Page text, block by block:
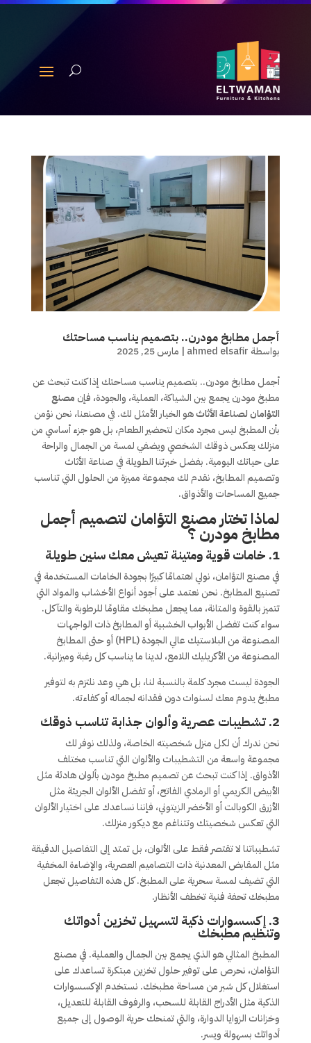
أجمل مطابخ مودرن.. بتصميم يناسب مساحتك
بواسطة ahmed elsafir
| مارس 25, 2025
أجمل مطابخ مودرن.. بتصميم يناسب مساحتك إذا كنت تبحث عن
مطبخ مودرن يجمع بين الشياكة، العملية، والجودة، فإن مصنع
التؤامان لصناعة الأثاثهو الخيار الأمثل لك. في مصنعنا، نحن نؤمن
بأن المطبخ ليس مجرد مكان لتحضير الطعام، بل هو جزء أساسي من
منزلك يعكس ذوقك الشخصي ويضفي لمسة من الجمال والراحة
على حياتك اليومية. بفضل خبرتنا الطويلة في صناعة الأثاث
وتصميم المطابخ، نقدم لك مجموعة مميزة من الحلول التي تناسب
جميع المساحات والأذواق.
لماذا تختار مصنع التؤامان لتصميم أجمل
مطابخ مودرن ؟
1. خامات قوية ومتينة تعيش معك سنين طويلة
في مصنع التؤامان، نولي اهتمامًا كبيرًا بجودة الخامات المستخدمة في
تصنيع المطابخ. نحن نعتمد على أجود أنواع الأخشاب والمواد التي
تتميز بالقوة والمتانة، مما يجعل مطبخك مقاومًا للرطوبة والتآكل.
سواء كنت تفضل الأبواب الخشبية أو المطابخ ذات الواجهات
المصنوعة من البلاستيك عالي الجودة (HPL) أو حتى المطابخ
المصنوعة من الأكريليك اللامع، لدينا ما يناسب كل رغبة وميزانية.
الجودة ليست مجرد كلمة بالنسبة لنا، بل هي وعد نلتزم به لتوفير
مطبخ يدوم معك لسنوات دون فقدانه لجماله أو كفاءته.
2. تشطيبات عصرية وألوان جذابة تناسب ذوقك
نحن ندرك أن لكل منزل شخصيته الخاصة، ولذلك نوفر لك
مجموعة واسعة من التشطيبات والألوان التي تناسب مختلف
الأذواق. إذا كنت تبحث عن تصميم مطبخ مودرن بألوان هادئة مثل
الأبيض الكريمي أو الرمادي الفاتح، أو تفضل الألوان الجريئة مثل
الأزرق الكوبالت أو الأخضر الزيتوني، فإننا نساعدك على اختيار الألوان
التي تعكس شخصيتك وتتناغم مع ديكور منزلك.
تشطيباتنا لا تقتصر فقط على الألوان، بل تمتد إلى التفاصيل الدقيقة
مثل المقابض المعدنية ذات التصاميم العصرية، والإضاءة المخفية
التي تضيف لمسة سحرية على المطبخ. كل هذه التفاصيل تجعل
مطبخك تحفة فنية تخطف الأنظار.
3. إكسسوارات ذكية لتسهيل تخزين أدواتك
وتنظيم مطبخك
المطبخ المثالي هو الذي يجمع بين الجمال والعملية. في مصنع
التؤامان، نحرص على توفير حلول تخزين مبتكرة تساعدك على
استغلال كل شبر من مساحة مطبخك. نستخدم الإكسسوارات
الذكية مثل الأدراج القابلة للسحب، والرفوف القابلة للتعديل،
وخزانات الزوايا الدوارة، والتي تمنحك حرية الوصول إلى جميع
أدواتك بسهولة ويسر.